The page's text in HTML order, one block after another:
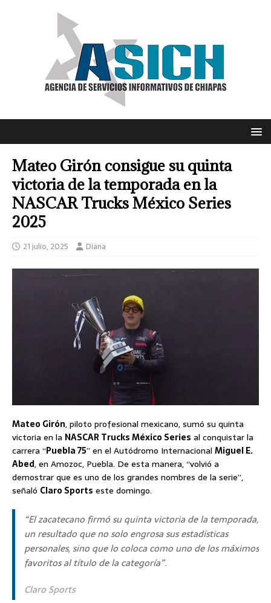
Mateo Girón consigue su quinta
victoria de la temporada en la
NASCAR Trucks México Series
2025
21 julio, 2025 Diana
Mateo Girón, piloto profesional mexicano, sumó su quinta
victoria en la NASCAR Trucks México Series al conquistar la
carrera “Puebla 75” en el Autódromo Internacional Miguel E.
Abed, en Amozoc, Puebla. De esta manera, “volvió a
demostrar que es uno de los grandes nombres de la serie”,
señaló Claro Sports este domingo.
“El zacatecano firmó su quinta victoria de la temporada,
un resultado que no solo engrosa sus estadísticas
personales, sino que lo coloca como uno de los máximos
favoritos al título de la categoría”.
Claro Sports